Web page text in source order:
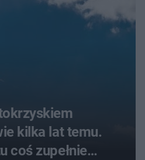
kilka lat temu.
coś zupełnie